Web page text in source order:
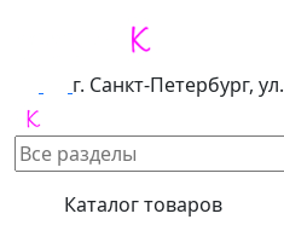
г. Санкт-Петербург,
Каталог товаров